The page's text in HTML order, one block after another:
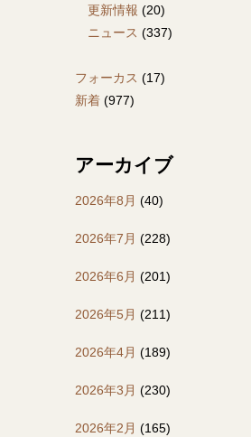
更新情報 (20)
ニュース (337)
フォーカス (17)
新着(977)
アーカイブ
2026年8月 (40)
2026年7月 (228)
2026年6月 (201)
2026年5月 (211)
2026年4月 (189)
2026年3月 (230)
2026年2月 (165)